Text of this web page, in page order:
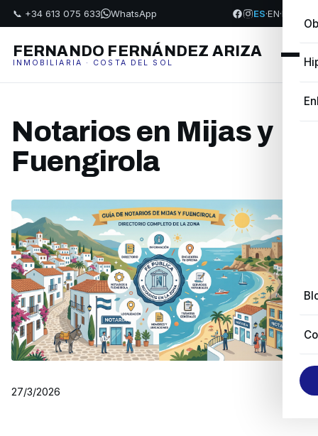
📞 +34 613 075 633 WhatsApp ES·EN·FR
FERNANDO FERNÁNDEZ ARIZA
INMOBILIARIA · COSTA DEL SOL
Notarios en Mijas y
Fuengirola
27/3/2026